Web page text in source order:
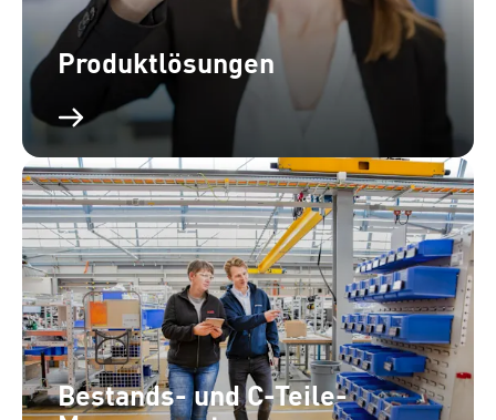
Produktlösungen
Bestands- und C-Teile-